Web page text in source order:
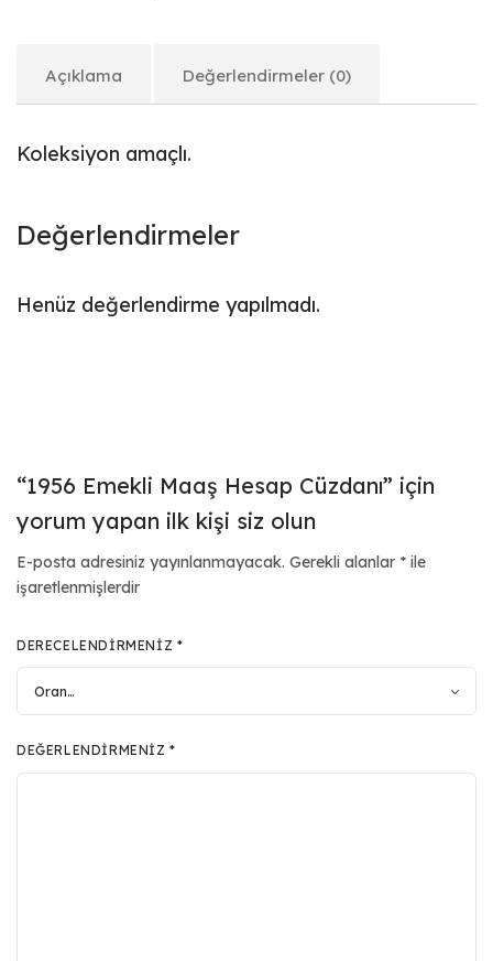
Açıklama Değerlendirmeler (0)
Koleksiyon amaçlı.
Değerlendirmeler
Henüz değerlendirme yapılmadı.
“1956 Emekli Maaş Hesap Cüzdanı” için
yorum yapan ilk kişi siz olun
E-posta adresiniz yayınlanmayacak. Gerekli alanlar * ile
işaretlenmişlerdir
DERECELENDIRMENIZ *
DEĞERLENDIRMENIZ*